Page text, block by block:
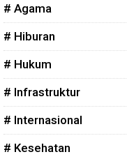
# Agama
# Hiburan
# Hukum
# Infrastruktur
# Internasional
# Kesehatan